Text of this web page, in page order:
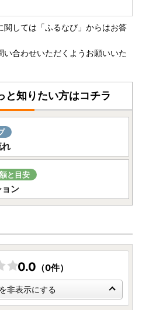
しては「ふるなび」からはお答
合わせいただくようお願いいた
と知りたい方はコチラ
と目安
ン
0.0 （0件）
非表示にする